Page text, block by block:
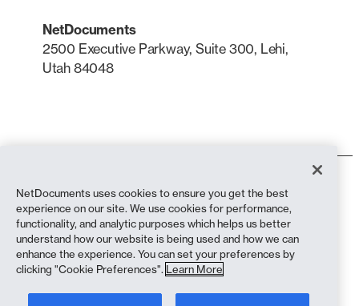
NetDocuments
2500 Executive Parkway, Suite 300, Lehi,
Utah 84048
Política de privacidade
Política de privacidade (residentes na Califórnia)
Declaração contra a Escravidão
Política de cookies
Conformidade
NetDocuments uses cookies to ensure you get the best
experience on our site. We use cookies for performance,
functionality, and analytic purposes which helps us better
understand how our website is being used and how we can
enhance the experience. You can set your preferences by
clicking "Cookie Preferences". Learn More